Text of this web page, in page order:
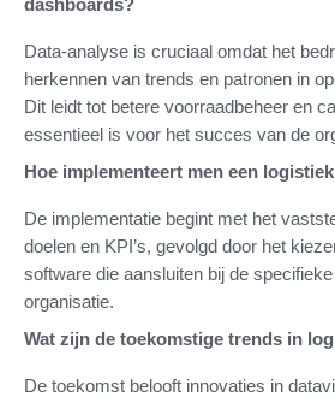
Data-analyse is cruciaal omdat het
herkennen van trends en patronen in
Dit leidt tot betere voorraadbeheer en
essentieel is voor het succes van de
Hoe implementeert men een
De implementatie begint met het
doelen en KPI’s, gevolgd door het
software die aansluiten bij de
organisatie.
Wat zijn de toekomstige trends in
De toekomst belooft innovaties in